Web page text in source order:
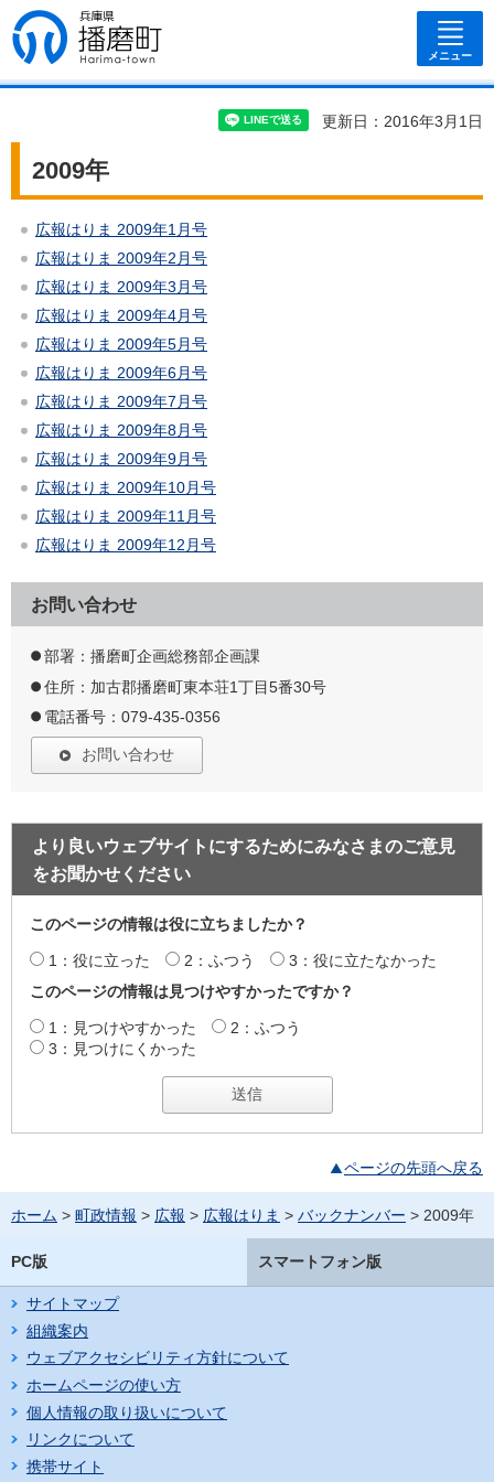
兵庫県 播磨
町
メニュー
更新日：2016年3月1日
2009年
広報はりま 2009年1月号
広報はりま 2009年2月号
広報はりま 2009年3月号
広報はりま 2009年4月号
広報はりま 2009年5月号
広報はりま 2009年6月号
広報はりま 2009年7月号
広報はりま 2009年8月号
広報はりま 2009年9月号
広報はりま 2009年10月号
広報はりま 2009年11月号
広報はりま 2009年12月号
お問い合わせ
部署：播磨町企画総務部企画課
住所：加古郡播磨町東本荘1丁目5番30号
電話番号：079-435-0356
お問い合わせ
より良いウェブサイトにするためにみなさまのご意見
をお聞かせください
このページの情報は役に立ちましたか？
1：役に立った 2：ふつう
3：役に立たなかった
このページの情報は見つけやすかったですか？
1：見つけやすかった
2：ふつう
3：見つけにくかった
ページの先頭へ戻る
ホーム > 町政情報 > 広報 > 広報はりま > バックナンバー > 2009年
PC版 スマートフォン版
サイトマップ
組織案内
ウェブアクセシビリティ方針について
ホームページの使い方
個人情報の取り扱いについて
リンクについて
携帯サイト